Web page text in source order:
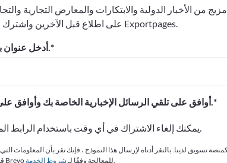
مزيج من الأخبار الدولية والابتكارات والمعارض التجارية
على اطلاع قبل الآخرين واشترك الآن في النشرة الإخبارية لـ Exportpages.
أدخل عنوان بريدك الإلكتروني للاشتراك.
أوافق على تلقي الرسائل الإخبارية الخاصة بك وأوافق على بيان خصوصية البيانات.
يمكنك إلغاء الاشتراك في أي وقت باستخدام الرابط الموجود في رسالتنا الإخبارية.
قدمتها سيتم نقلها إلى Brevo للمعالجة وفقًا لـشروط الخدمة .